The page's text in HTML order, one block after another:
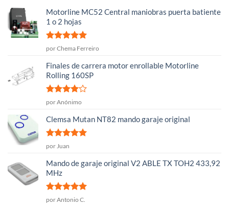
Motorline MC52 Central maniobras puerta batiente
1 o 2 hojas
Valorado
por Chema Ferreiro
Finales de carrera motor enrollable Motorline
Rolling 160SP
Valorado
5
por Anónimo
Clemsa Mutan NT82 mando garaje original
Valorado
por Juan
Mando de garaje original V2 ABLE TX TOH2 433,92
MHz
Valorado
por Antonio C.